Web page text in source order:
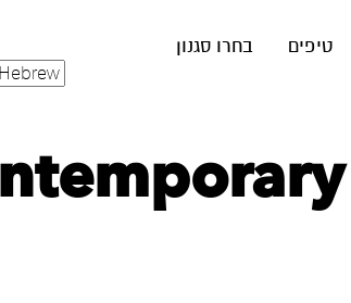
טיפים
בחרו סגנון